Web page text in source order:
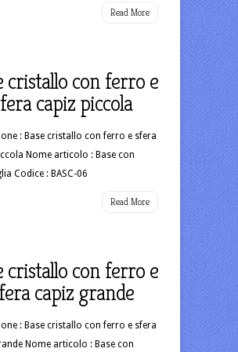
Read More
cristallo con ferro e
capiz piccola
: Base cristallo con ferro e sfera
Nome articolo : Base con
Codice : BASC-06
Read More
cristallo con ferro e
capiz grande
: Base cristallo con ferro e sfera
Nome articolo : Base con